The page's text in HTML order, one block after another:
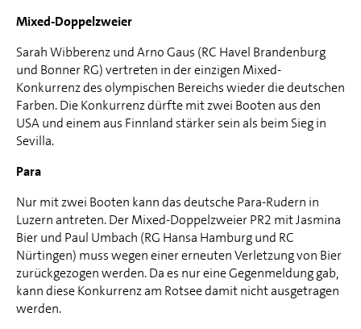
Mixed-Doppelzweier
Sarah Wibberenz und Arno Gaus (RC Havel Brandenburg
und Bonner RG) vertreten in der einzigen Mixed-
Konkurrenz des olympischen Bereichs wieder die deutschen
Farben. Die Konkurrenz dürfte mit zwei Booten aus den
USA und einem aus Finnland stärker sein als beim Sieg in
Sevilla.
Para
Nur mit zwei Booten kann das deutsche Para-Rudern in
Luzern antreten. Der Mixed-Doppelzweier PR2 mit Jasmina
Bier und Paul Umbach (RG Hansa Hamburg und RC
Nürtingen) muss wegen einer erneuten Verletzung von Bier
zurückgezogen werden. Da es nur eine Gegenmeldung gab,
kann diese Konkurrenz am Rotsee damit nicht ausgetragen
werden.